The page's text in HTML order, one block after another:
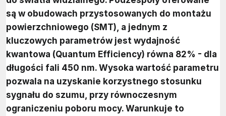
są w obudowach przystosowanych do montażu
powierzchniowego (SMT), a jednym z
kluczowych parametrów jest wydajność
kwantowa (Quantum Efficiency) równa 82% - dla
długości fali 450 nm. Wysoka wartość parametru
pozwala na uzyskanie korzystnego stosunku
sygnału do szumu, przy równoczesnym
ograniczeniu poboru mocy. Warunkuje to